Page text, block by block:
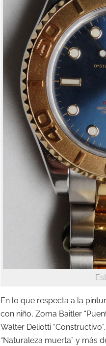
En lo que respecta a la
con niño, Zoma Baitler
Walter Deliotti
“Naturaleza muerta” y más